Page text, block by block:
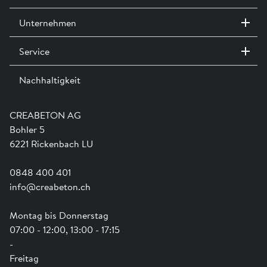
Leistungserklärung »
CREABETON AG
Bohler 5
6221 Rickenbach LU
0848 400 401
info@creabeton.ch
Montag bis Donnerstag
07:00 - 12:00, 13:00 - 17:15
-
Freitag
Unternehmen
Kontakt / Standorte
Ausstellungen
Team
Ausbildung
Service
Dienstleistungen
Shop Hilfe
Anwendungsunterstützung
Newsletter
Nachhaltigkeit
Engagement
Swissness
Schwammstadt